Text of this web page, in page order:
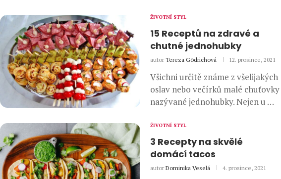
ŽIVOTNÍ STYL
15 Receptů na zdravé a
chutné jednohubky
autor Tereza Gödrichová 12. prosince, 2021
Všichni určitě známe z všelijakých
oslav nebo večírků malé chuťovky
nazývané jednohubky. Nejen u …
ŽIVOTNÍ STYL
3 Recepty na skvělé
domácí tacos
autor Dominika Veselá 4. prosince, 2021